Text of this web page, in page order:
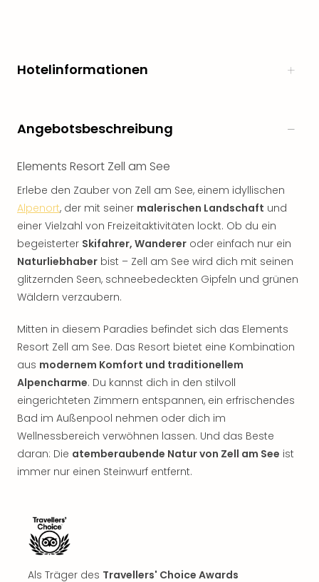
Hotelinformationen
Angebotsbeschreibung
Elements Resort Zell am See
Erlebe den Zauber von Zell am See, einem idyllischen
Alpenort, der mit seiner malerischen Landschaft und
einer Vielzahl von Freizeitaktivitäten lockt. Ob du ein
begeisterter Skifahrer, Wanderer oder einfach nur ein
Naturliebhaber bist – Zell am See wird dich mit seinen
glitzernden Seen, schneebedeckten Gipfeln und grünen
Wäldern verzaubern.
Mitten in diesem Paradies befindet sich das Elements
Resort Zell am See. Das Resort bietet eine Kombination
aus modernem Komfort und traditionellem
Alpencharme. Du kannst dich in den stilvoll
eingerichteten Zimmern entspannen, ein erfrischendes
Bad im Außenpool nehmen oder dich im
Wellnessbereich verwöhnen lassen. Und das Beste
daran: Die atemberaubende Natur von Zell am See ist
immer nur einen Steinwurf entfernt.
Als Träger des Travellers' Choice Awards